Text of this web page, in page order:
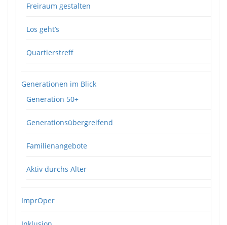
Freiraum gestalten
Los geht’s
Quartierstreff
Generationen im Blick
Generation 50+
Generationsübergreifend
Familienangebote
Aktiv durchs Alter
ImprOper